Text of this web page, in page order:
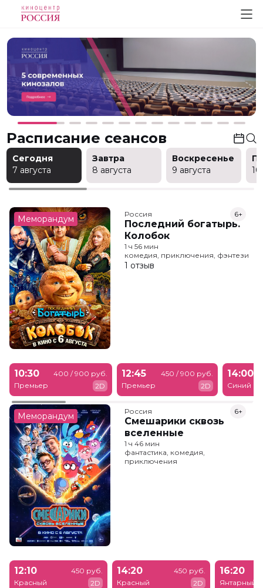
Расписание сеансов
Сегодня
7 августа
Завтра
8 августа
Воскресенье
9 августа
10
Меморандум Россия
Последний богатырь.
Колобок
6+
1 ч 56 мин
комедия, приключения, фэнтези
1 отзыв
10:30
Премьер
400 / 900 руб.
2D
12:45
Премьер
450 / 900 руб.
2D
14:00
Синий
Меморандум Россия
Смешарики сквозь
вселенные
6+
1 ч 46 мин
фантастика, комедия,
приключения
12:10
Красный
450 руб.
2D
14:20
Красный
450 руб.
2D
16:20
Янтарный